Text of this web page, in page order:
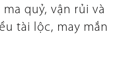
quỷ, vận rủi và
tài lộc, may mắn